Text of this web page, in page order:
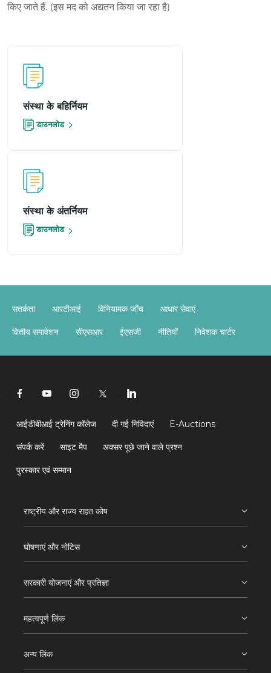
किए जाते हैं. (इस मद को अद्यतन किया जा रहा है)
संस्था के बहिर्नियम
डाउनलोड
संस्था के अंतर्नियम
डाउनलोड
सतर्कता आरटीआई विनियामक जाँच आधार सेवाएं
वित्तीय समावेशन सीएसआर ईएसजी नीतियों निवेशक चार्टर
आईडीबीआई ट्रेनिंग कॉलेज दी गई निविदाएं E-Auctions
संपर्क करें साइट मैप अक्सर पूछे जाने वाले प्रश्न
पुरस्कार एवं सम्मान
राष्ट्रीय और राज्य राहत कोष
घोषणाएं और नोटिस
सरकारी योजनाएं और प्रतिज्ञा
महत्वपूर्ण लिंक
अन्य लिंक